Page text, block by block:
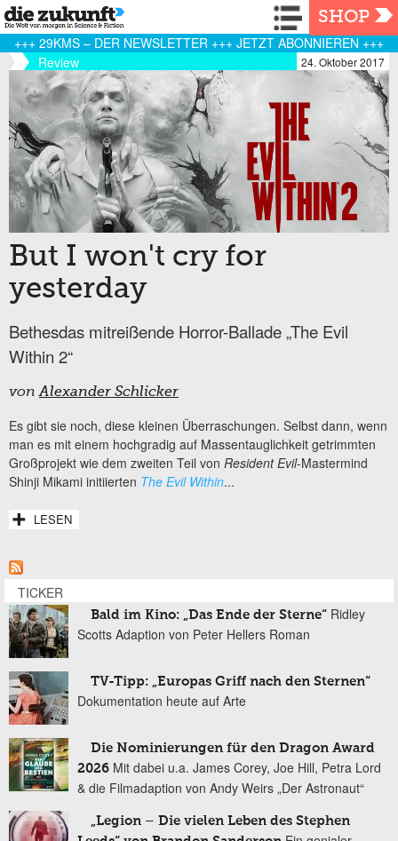
Navigation
SHOP
+++ 29KMS – DER NEWSLETTER +++ JETZT ABONNIEREN +++
Review
24. Oktober 2017
But I won't cry for
yesterday
Bethesdas mitreißende Horror-Ballade „The Evil
Within 2“
vonAlexander Schlicker
Es gibt sie noch, diese kleinen Überraschungen. Selbst dann, wenn
man es mit einem hochgradig auf Massentauglichkeit getrimmten
Großprojekt wie dem zweiten Teil von Resident Evil-Mastermind
Shinji Mikami initiierten The Evil Within...
LESEN
TICKER
Bald im Kino: „Das Ende der Sterne“ Ridley
Scotts Adaption von Peter Hellers Roman
TV-Tipp: „Europas Griff nach den Sternen“
Dokumentation heute auf Arte
Die Nominierungen für den Dragon Award
2026 Mit dabei u.a. James Corey, Joe Hill, Petra Lord
& die Filmadaption von Andy Weirs „Der Astronaut“
„Legion – Die vielen Leben des Stephen